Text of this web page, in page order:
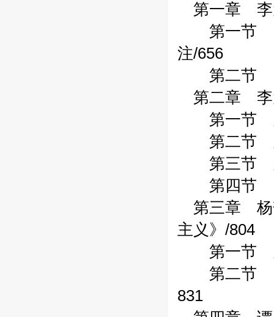
第一章 李
第一节
注/656
第二节
第二章 李
第一节 关
第二节 关
第三节 关
第四节 《
第三章 杨
主义》/804
第一节 关
第二节 《
831